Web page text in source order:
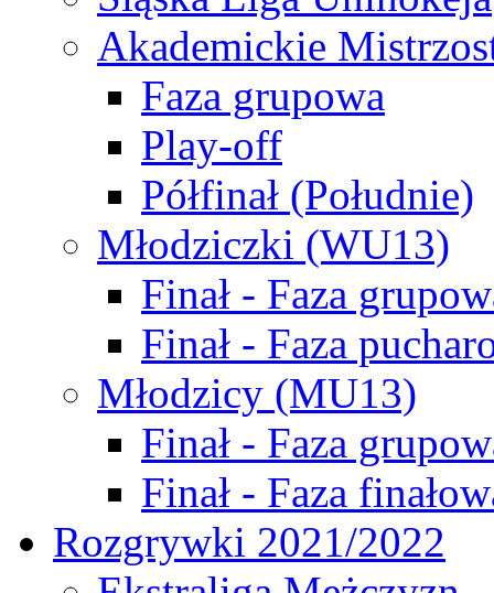
Akademickie
Faza grupowa
Play-off
Półfinał (Południe)
Młodziczki (WU13)
Finał - Faza
Finał - Faza
Młodzicy (MU13)
Finał - Faza
Finał - Faza
Rozgrywki 2021/2022